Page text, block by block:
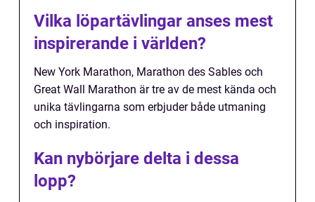
Vilka löpartävlingar anses mest
inspirerande i världen?
New York Marathon, Marathon des Sables och
Great Wall Marathon är tre av de mest kända och
unika tävlingarna som erbjuder både utmaning
och inspiration.
Kan nybörjare delta i dessa
lopp?